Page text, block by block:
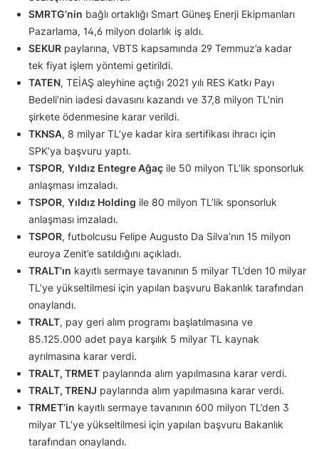
SMRTG’nin bağlı ortaklığı Smart Güneş Enerji Ekipmanları
Pazarlama, 14,6 milyon dolarlık iş aldı.
SEKUR paylarına, VBTS kapsamında 29 Temmuz’a kadar
tek fiyat işlem yöntemi getirildi.
TATEN, TEİAŞ aleyhine açtığı 2021 yılı RES Katkı Payı
Bedeli’nin iadesi davasını kazandı ve 37,8 milyon TL’nin
şirkete ödenmesine karar verildi.
TKNSA, 8 milyar TL’ye kadar kira sertifikası ihracı için
SPK’ya başvuru yaptı.
TSPOR, Yıldız Entegre Ağaç ile 50 milyon TL’lik sponsorluk
anlaşması imzaladı.
TSPOR, Yıldız Holding ile 80 milyon TL’lik sponsorluk
anlaşması imzaladı.
TSPOR, futbolcusu Felipe Augusto Da Silva’nın 15 milyon
euroya Zenit’e satıldığını açıkladı.
TRALT’ın kayıtlı sermaye tavanının 5 milyar TL’den 10 milyar
TL’ye yükseltilmesi için yapılan başvuru Bakanlık tarafından
onaylandı.
TRALT, pay geri alım programı başlatılmasına ve
85.125.000 adet paya karşılık 5 milyar TL kaynak
ayrılmasına karar verdi.
TRALT, TRMET paylarında alım yapılmasına karar verdi.
TRALT, TRENJ paylarında alım yapılmasına karar verdi.
TRMET’in kayıtlı sermaye tavanının 600 milyon TL’den 3
milyar TL’ye yükseltilmesi için yapılan başvuru Bakanlık
tarafından onaylandı.